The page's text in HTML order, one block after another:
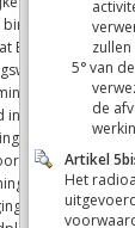
binnenwateren
B & C
retributies
bepaalde
van de wet van
van
-attesten en